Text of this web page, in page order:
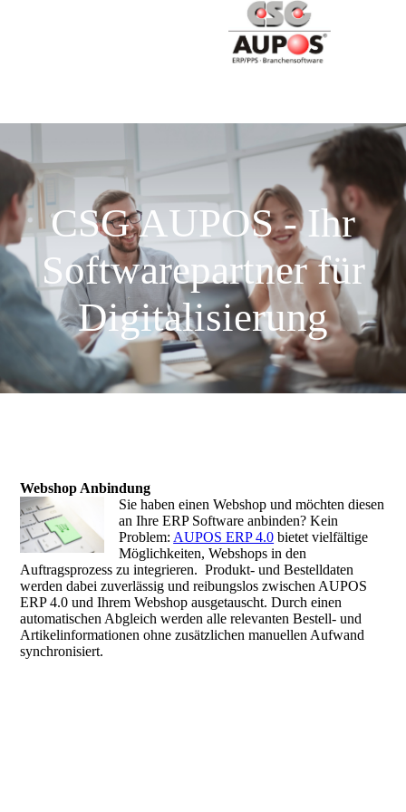
CSG AUPOS - Ihr
Softwarepartner für
Digitalisierung
Webshop Anbindung
Sie haben einen Webshop und möchten diesen
an Ihre ERP Software anbinden? Kein
Problem: AUPOS ERP 4.0 bietet vielfältige
Möglichkeiten, Webshops in den
Auftragsprozess zu integrieren. Produkt- und Bestelldaten
werden dabei zuverlässig und reibungslos zwischen AUPOS
ERP 4.0 und Ihrem Webshop ausgetauscht. Durch einen
automatischen Abgleich werden alle relevanten Bestell- und
Artikelinformationen ohne zusätzlichen manuellen Aufwand
synchronisiert.